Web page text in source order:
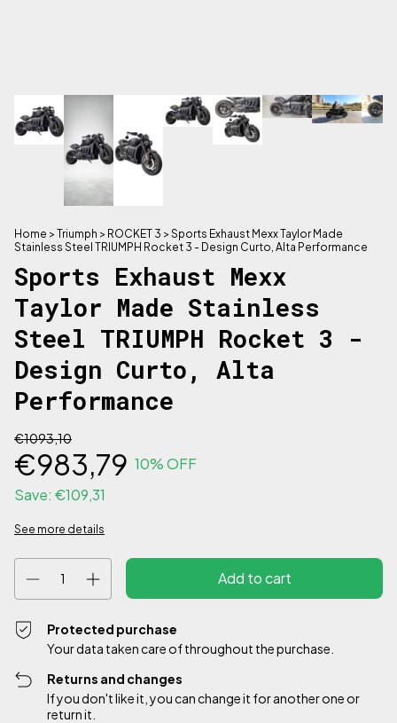
Home > Triumph > ROCKET 3 > Sports Exhaust Mexx Taylor Made
Stainless Steel TRIUMPH Rocket 3 - Design Curto, Alta Performance
Sports Exhaust Mexx
Taylor Made Stainless
Steel TRIUMPH Rocket 3 -
Design Curto, Alta
Performance
€1093,10
€983,79 10% OFF
Save: €109,31
See more details
Protected purchase
Your data taken care of throughout the purchase.
Returns and changes
If you don't like it, you can change it for another one or
return it.